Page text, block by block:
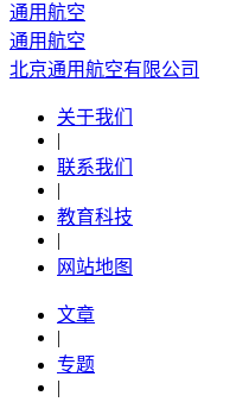
通用航空
通用航空
北京通用航空有限公司
关于我们
|
联系我们
|
教育科技
|
网站地图
文章
|
专题
|